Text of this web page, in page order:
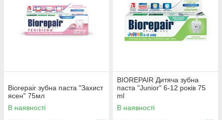
Biorepair зубна паста "Захист
ясен" 75мл
В наявності
BIOREPAIR Дитяча зубна
паста "Junior" 6-12 років 75
ml
В наявності